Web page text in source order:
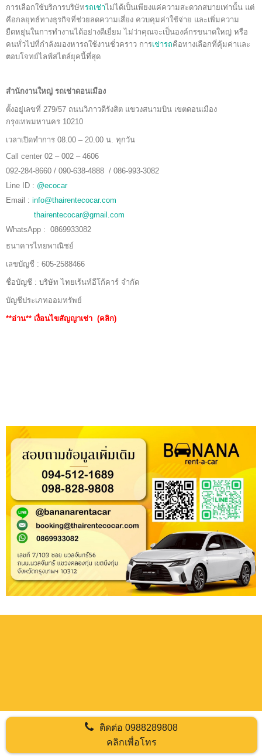
การเลือกใช้บริการบริษัทรถเช่าไม่ได้เป็นเพียงแค่ความสะดวกสบายเท่านั้น แต่
คือกลยุทธ์ทางธุรกิจที่ช่วยลดความเสี่ยง ควบคุมค่าใช้จ่าย และเพิ่มความ
ยืดหยุ่นในการทำงานได้อย่างดีเยี่ยม ไม่ว่าคุณจะเป็นองค์กรขนาดใหญ่ หรือ
คนทั่วไปที่กำลังมองหารถใช้งานชั่วคราว การเช่ารถคือทางเลือกที่คุ้มค่าและ
ตอบโจทย์ไลฟ์สไตล์ยุคนี้ที่สุด
สำนักงานใหญ่ รถเช่าดอนเมือง
ตั้งอยู่เลขที่ 279/57 ถนนวิภาวดีรังสิต แขวงสนามบิน เขตดอนเมือง
กรุงเทพมหานคร 10210
เวลาเปิดทำการ 08.00 – 20.00 น. ทุกวัน
Call center 02 – 002 – 4606
092-284-8660 / 090-638-4888 / 086-993-3082
Line ID : @ecocar
Email : info@thairentecocar.com
thairentecocar@gmail.com
WhatsApp : 0869933082
ธนาคารไทยพาณิชย์
เลขบัญชี : 605-2588466
ชื่อบัญชี : บริษัท ไทยเร้นท์อีโก้คาร์ จำกัด
บัญชีประเภทออมทรัพย์
**อ่าน** เงื่อนไขสัญญาเช่า (คลิก)
ติดต่อ0988289808
คลิกเพื่อโทร